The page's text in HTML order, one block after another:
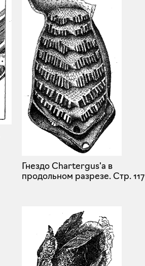
Гнездо Chartergus'а в
продольном разрезе.Стр. 117